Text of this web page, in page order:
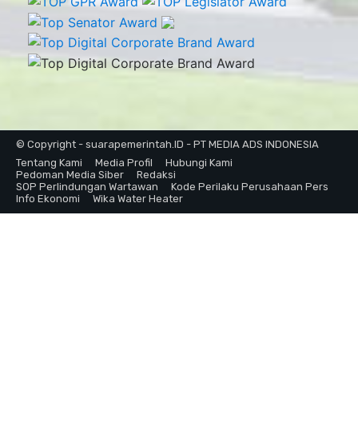
© Copyright - suarapemerintah.ID - PT MEDIA ADS INDONESIA
Tentang Kami
Media Profil
Hubungi Kami
Pedoman Media Siber
Redaksi
SOP Perlindungan Wartawan
Kode Perilaku Perusahaan Pers
Info Ekonomi
Wika Water Heater